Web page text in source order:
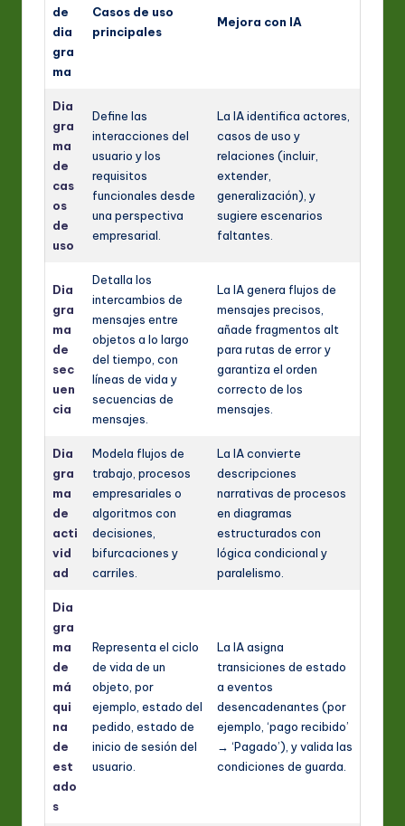
de
dia
gra
ma
Casos de uso
principales
Mejora con IA
Dia
gra
ma
de
cas
os
de
uso
Define las
interacciones del
usuario y los
requisitos
funcionales desde
una perspectiva
empresarial.
La IA identifica actores,
casos de uso y
relaciones (incluir,
extender,
generalización), y
sugiere escenarios
faltantes.
Dia
gra
ma
de
sec
uen
cia
Detalla los
intercambios de
mensajes entre
objetos a lo largo
del tiempo, con
líneas de vida y
secuencias de
mensajes.
La IA genera flujos de
mensajes precisos,
añade fragmentos alt
para rutas de error y
garantiza el orden
correcto de los
mensajes.
Dia
gra
ma
de
acti
vid
ad
Modela flujos de
trabajo, procesos
empresariales o
algoritmos con
decisiones,
bifurcaciones y
carriles.
La IA convierte
descripciones
narrativas de procesos
en diagramas
estructurados con
lógica condicional y
paralelismo.
Dia
gra
ma
de
má
qui
na
de
est
ado
s
Representa el ciclo
de vida de un
objeto, por
ejemplo, estado del
pedido, estado de
inicio de sesión del
usuario.
La IA asigna
transiciones de estado
a eventos
desencadenantes (por
ejemplo, ‘pago recibido’
→ ‘Pagado’), y valida las
condiciones de guarda.